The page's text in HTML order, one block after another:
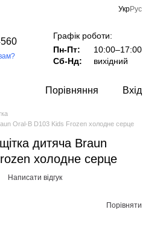
УкрРус
Графік роботи:
Пн-Пт:
10:00–17:00
Сб-Нд:
вихідний
Порівняння Вхід
Oral-B D103 Kids Frozen холодне серце
дитяча Braun
холодне серце
Написати відгук
Порівняти